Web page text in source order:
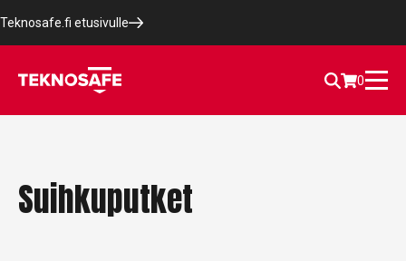
Teknosafe.fi etusivulle
0
Suihkuputket